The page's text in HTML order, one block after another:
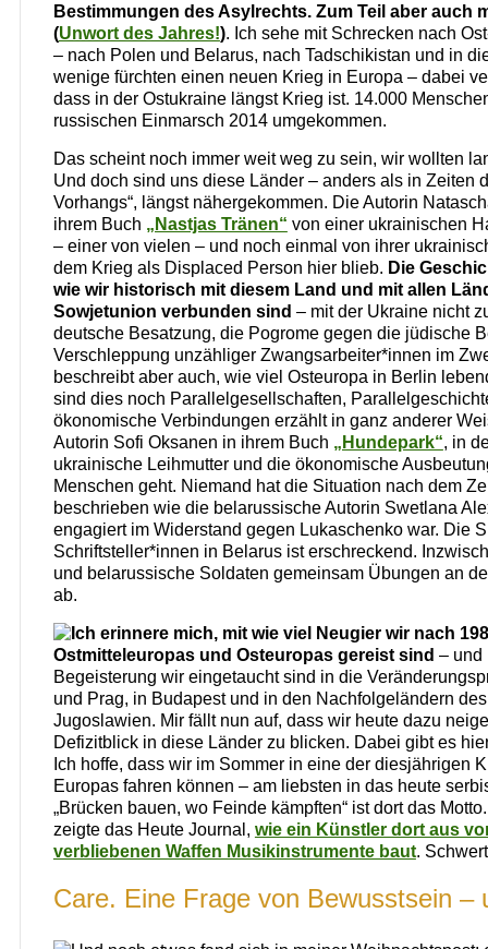
Bestimmungen des Asylrechts. Zum Teil aber auch
(Unwort des Jahres!). Ich sehe mit Schrecken nach
– nach Polen und Belarus, nach Tadschikistan und in
wenige fürchten einen neuen Krieg in Europa – dabei
dass in der Ostukraine längst Krieg ist. 14.000
russischen Einmarsch 2014 umgekommen.
Das scheint noch immer weit weg zu sein, wir wollten
Und doch sind uns diese Länder – anders als in Zeiten
Vorhangs“, längst nähergekommen. Die Autorin
ihrem Buch „Nastjas Tränen“ von einer ukrainischen
– einer von vielen – und noch einmal von ihrer
dem Krieg als Displaced Person hier blieb. Die
wie wir historisch mit diesem Land und mit allen
Sowjetunion verbunden sind – mit der Ukraine nicht
deutsche Besatzung, die Pogrome gegen die jüdische
Verschleppung unzähliger Zwangsarbeiter*innen im
beschreibt aber auch, wie viel Osteuropa in Berlin
sind dies noch Parallelgesellschaften,
ökonomische Verbindungen erzählt in ganz anderer
Autorin Sofi Oksanen in ihrem Buch „Hundepark“, in
ukrainische Leihmutter und die ökonomische
Menschen geht. Niemand hat die Situation nach dem
beschrieben wie die belarussische Autorin Swetlana
engagiert im Widerstand gegen Lukaschenko war. Die
Schriftsteller*innen in Belarus ist erschreckend.
und belarussische Soldaten gemeinsam Übungen an
ab.
Ich erinnere mich, mit wie viel Neugier wir nach
Ostmitteleuropas und Osteuropas gereist sind – und
Begeisterung wir eingetaucht sind in die
und Prag, in Budapest und in den Nachfolgeländern
Jugoslawien. Mir fällt nun auf, dass wir heute dazu
Defizitblick in diese Länder zu blicken. Dabei gibt es
Ich hoffe, dass wir im Sommer in eine der diesjährigen
Europas fahren können – am liebsten in das heute
„Brücken bauen, wo Feinde kämpften“ ist dort das
zeigte das Heute Journal, wie ein Künstler dort aus
verbliebenen Waffen Musikinstrumente baut.
Care. Eine Frage von Bewusstsein –